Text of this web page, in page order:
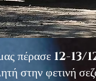
πέρασε 12-13/
στην φετινή